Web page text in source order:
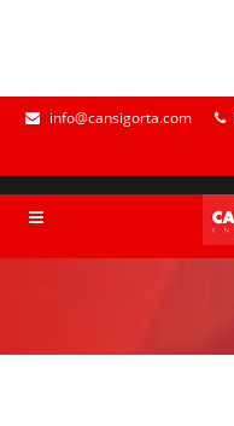
info@cansigorta.com